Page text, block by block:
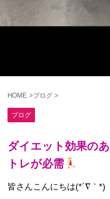
HOME >ブログ >
ブログ
ダイエット効果の
トレが必需
皆さんこんにちは(*´∇｀*)